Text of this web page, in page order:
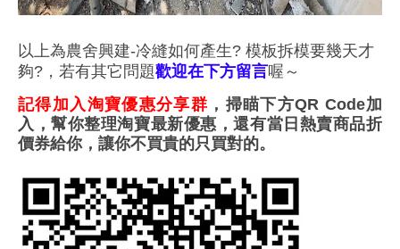
以上為農舍興建-冷縫如何產生? 模板拆模要幾天才
夠? ，若有其它問題歡迎在下方留言喔～
記得加入淘寶優惠分享群 ，掃瞄下方QR Code加
入，幫你整理淘寶最新優惠，還有當日熱賣商品折
價券給你，讓你不買貴的只買對的。